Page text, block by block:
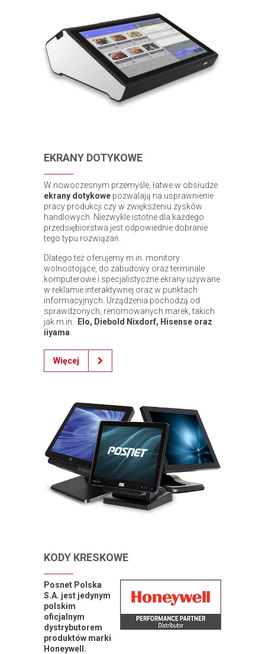
EKRANY DOTYKOWE
W nowoczesnym przemyśle, łatwe w obsłudze
ekrany dotykowe pozwalają na usprawnienie
pracy produkcji czy w zwiększeniu zysków
handlowych. Niezwykle istotne dla każdego
przedsiębiorstwa jest odpowiednie dobranie
tego typu rozwiązań.
Dlatego też oferujemy m.in. monitory
wolnostojące, do zabudowy oraz terminale
komputerowe i specjalistyczne ekrany używane
w reklamie interaktywnej oraz w punktach
informacyjnych. Urządzenia pochodzą od
sprawdzonych, renomowanych marek, takich
jak m.in.: Elo, Diebold Nixdorf, Hisense oraz
iiyama
Więcej
KODY KRESKOWE
Posnet Polska
S.A. jest jedynym
polskim
oficjalnym
dystrybutorem
produktów marki
Honeywell.